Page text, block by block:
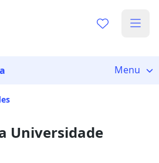
Menu
Universidade